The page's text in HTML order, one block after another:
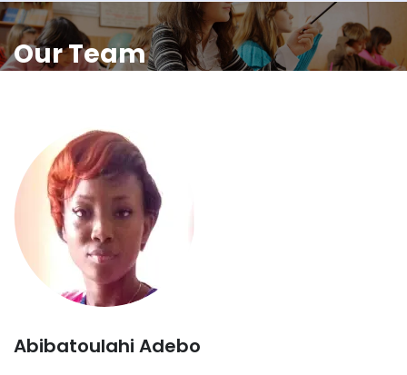
Our Team
Abibatoulahi Adebo